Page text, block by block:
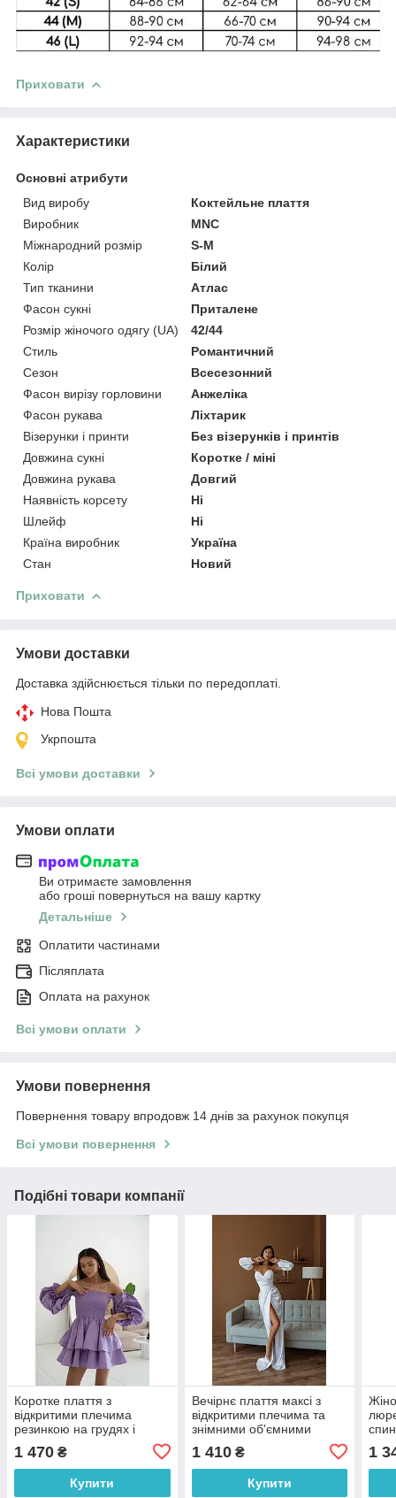
Приховати
Характеристики
Основні атрибути
Вид виробу
Коктейльне плаття
Виробник
MNC
Міжнародний розмір
S-M
Колір
Білий
Тип тканини
Атлас
Фасон сукні
Приталене
Розмір жіночого одягу (UA)
42/44
Стиль
Романтичний
Сезон
Всесезонний
Фасон вирізу горловини
Анжеліка
Фасон рукава
Ліхтарик
Візерунки і принти
Без візерунків і принтів
Довжина сукні
Коротке / міні
Довжина рукава
Довгий
Наявність корсету
Ні
Шлейф
Ні
Країна виробник
Україна
Стан
Новий
Приховати
Умови доставки
Доставка здійснюється тільки по передоплаті.
Нова Пошта
Укрпошта
Всі умови доставки
Умови оплати
Ви отримаєте замовлення
або гроші повернуться на вашу картку
Детальніше
Оплатити частинами
Післяплата
Оплата на рахунок
Всі умови оплати
Умови повернення
Повернення товару впродовж 14 днів за рахунок покупця
Всі умови повернення
Подібні товари компанії
Коротке плаття з
відкритими плечима
резинкою на грудях і
спідницею (р. 42-46)
66035812Q
1 470 ₴
Купити
Вечірнє плаття максі з
відкритими плечима та
знімними об'ємними
рукавами ліхтариками (р.
S, M) 66035048Q
1 410₴
Купити
1